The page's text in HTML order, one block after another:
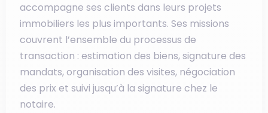
accompagne ses clients dans leurs projets
immobiliers les plus importants. Ses missions
couvrent l’ensemble du processus de
transaction : estimation des biens, signature des
mandats, organisation des visites, négociation
des prix et suivi jusqu’à la signature chez le
notaire.